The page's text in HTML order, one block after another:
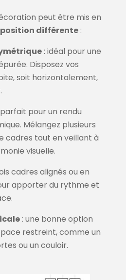
peut être mis en
différente:
: idéal pour une
Disposez vos
soit horizontalement,
pour un rendu
Mélangez plusieurs
cadres tout en veillant à
visuelle.
cadres alignés ou en
apporter du rythme et
: une bonne option
restreint, comme un
ou un couloir.